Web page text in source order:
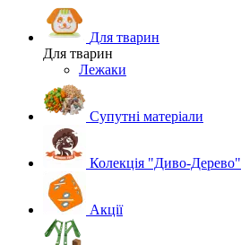
Для тварин
Для тварин
Лежаки
Супутні матеріали
Колекція "Диво-Дерево"
Акції